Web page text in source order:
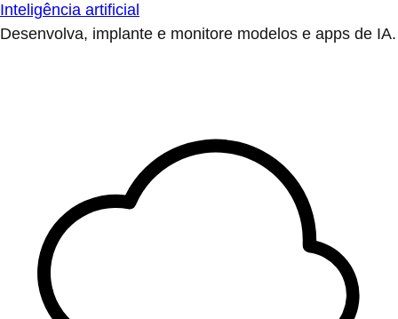
Inteligência artificial
Desenvolva, implante e monitore modelos e apps de IA.